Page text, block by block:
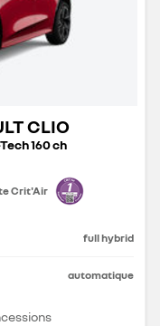
CLIO
160 ch
Crit'Air
full hybrid
automatique